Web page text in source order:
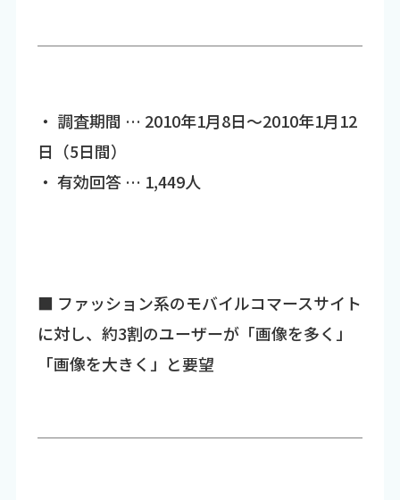
・ 調査期間 … 2010年1月8日～2010年1月12
日（5日間）
・ 有効回答 … 1,449人
■ ファッション系のモバイルコマースサイト
に対し、約3割のユーザーが「画像を多く」
「画像を大きく」と要望